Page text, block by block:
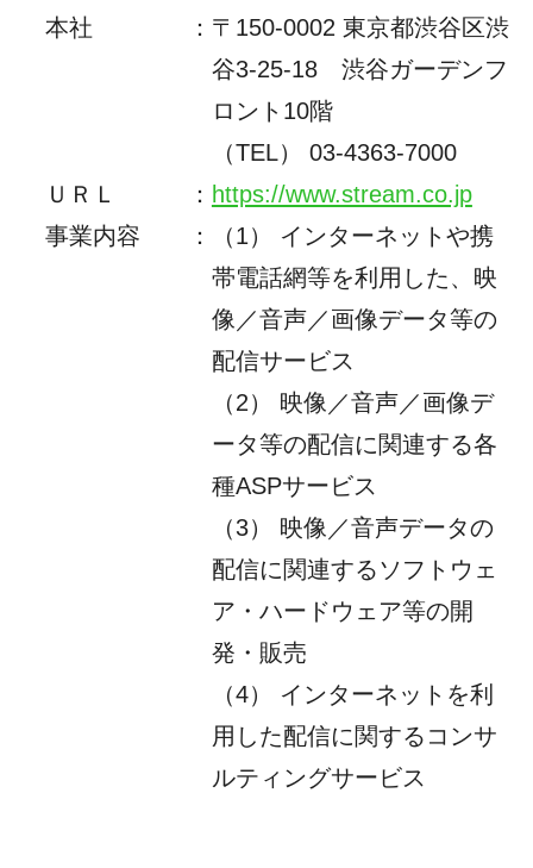
本社
： 〒150-0002 東京都渋谷区渋
谷3-25-18 渋谷ガーデンフ
ロント10階
（TEL） 03-4363-7000
ＵＲＬ
： https://www.stream.co.jp
事業内容
：
（1） インターネットや携
帯電話網等を利用した、映
像／音声／画像データ等の
配信サービス
（2） 映像／音声／画像デ
ータ等の配信に関連する各
種ASPサービス
（3） 映像／音声データの
配信に関連するソフトウェ
ア・ハードウェア等の開
発・販売
（4） インターネットを利
用した配信に関するコンサ
ルティングサービス